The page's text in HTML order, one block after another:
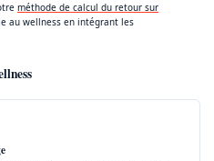
méthode de calcul du retour sur
au wellness en intégrant les